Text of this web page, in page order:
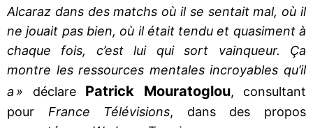
Alcaraz dans des matchs où il se sentait mal, où il
ne jouait pas bien, où il était tendu et quasiment à
chaque fois, c’est lui qui sort vainqueur. Ça
montre les ressources mentales incroyables qu’il
a » déclare Patrick Mouratoglou, consultant
pour France Télévisions, dans des propos